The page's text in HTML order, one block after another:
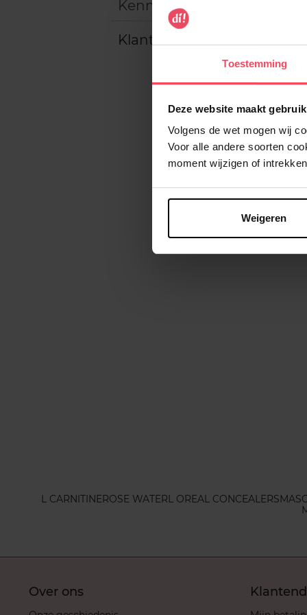
Toestemming
Deze website maakt
Volgens de wet mogen wij
Voor alle andere soorten
moment wijzigen of
Weigeren
Kenmerken
Klantereview
L CARNITINEROSE WATERL OREAL CONCEALERS
Over ons